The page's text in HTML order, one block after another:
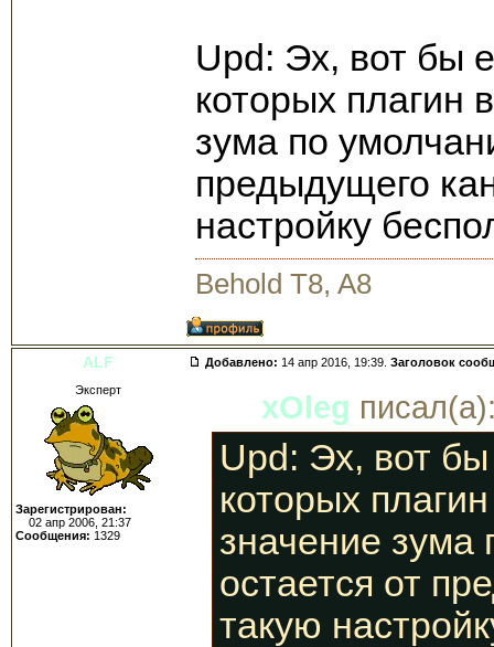
Upd: Эх, вот бы
которых плагин
зума по
предыдущего
настройку
Behold T8, A8
ALF Добавлено: 14 апр 2016, 19:39. Заголовок
Эксперт
Зарегистрирован:
02 апр 2006, 21:37
Сообщения: 1329
xOleg
Upd: Эх, вот
которых
значение
остается от
такую